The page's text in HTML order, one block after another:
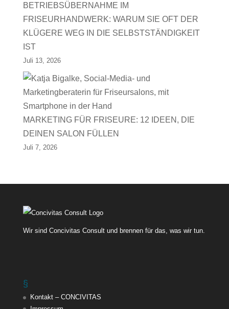
BETRIEBSÜBERNAHME IM
FRISEURHANDWERK: WARUM SIE OFT DER
KLÜGERE WEG IN DIE SELBSTSTÄNDIGKEIT
IST
Juli 13, 2026
MARKETING FÜR FRISEURE: 12 IDEEN, DIE
DEINEN SALON FÜLLEN
Juli 7, 2026
Wir sind Concivitas Consult und brennen für das, was wir tun.
§
Kontakt – CONCIVITAS